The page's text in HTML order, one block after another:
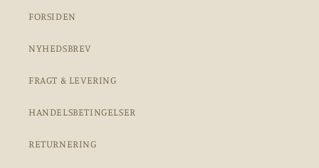
FORSIDEN
NYHEDSBREV
FRAGT & LEVERING
HANDELSBETINGELSER
RETURNERING